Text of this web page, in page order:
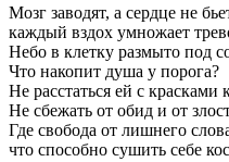
Мозг заводят, а сердце не
каждый вздох умножает
Небо в клетку размыто под
Что накопит душа у порога?
Не расстаться ей с красками
Не сбежать от обид и от
Где свобода от лишнего
что способно сушить себе